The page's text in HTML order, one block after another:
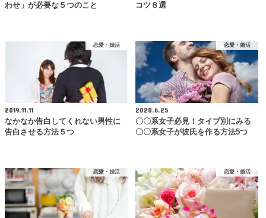
わせ」が必要な５つのこと
コツ８選
恋愛・婚活
2019.11.11
なかなか告白してくれない男性に
告白させる方法５つ
恋愛・婚活
2020.6.25
〇〇系女子必見！タイプ別にみる
〇〇系女子が彼氏を作る方法5つ
恋愛・婚活 恋愛・婚活